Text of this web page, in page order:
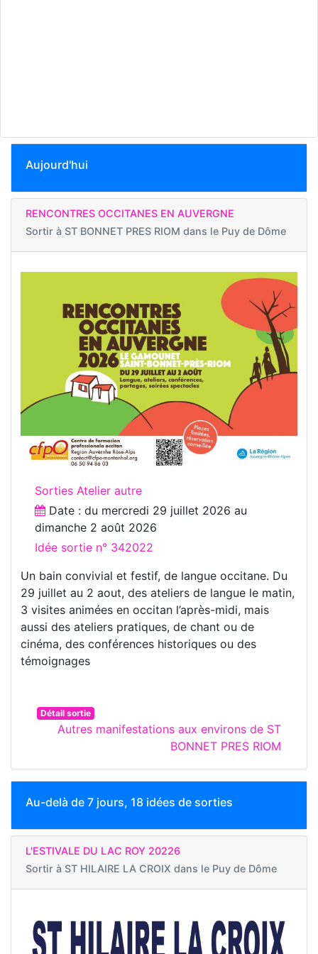
Aujourd'hui
RENCONTRES OCCITANES EN AUVERGNE
Sortir à ST BONNET PRES RIOM dans le Puy de Dôme
Sorties Atelier autre
Date : du mercredi 29 juillet 2026 au
dimanche 2 août 2026
Idée sortie n° 342022
Un bain convivial et festif, de langue occitane. Du
29 juillet au 2 aout, des ateliers de langue le matin,
3 visites animées en occitan l’après-midi, mais
aussi des ateliers pratiques, de chant ou de
cinéma, des conférences historiques ou des
témoignages
Détail sortie
Autres manifestations aux environs de ST
BONNET PRES RIOM
Au-delà de 7 jours, 18 idées de sorties
L'ESTIVALE DU LAC ROY 20226
Sortir à ST HILAIRE LA CROIX dans le Puy de Dôme